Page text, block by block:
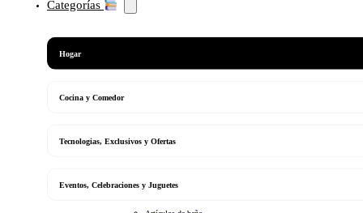
Categorías
Hogar
Cocina y Comedor
Tecnologias, Exclusivos y Ofertas
Eventos, Celebraciones y Juguetes